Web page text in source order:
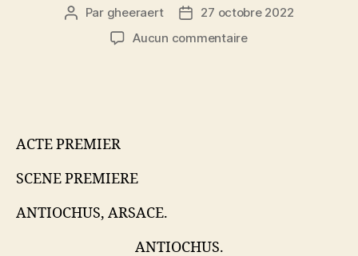
Auteur
Par gheeraert
Date27 octobre 2022
Aucun commentairesur
ACTE PREMIER
SCENE PREMIERE
ANTIOCHUS, ARSACE.
ANTIOCHUS.